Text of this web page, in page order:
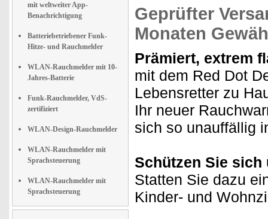
mit weltweiter App-
Benachrichtigung
Batteriebetriebener Funk-
Hitze- und Rauchmelder
WLAN-Rauchmelder mit 10-
Jahres-Batterie
Funk-Rauchmelder, VdS-
zertifiziert
WLAN-Design-Rauchmelder
WLAN-Rauchmelder mit
Sprachsteuerung
WLAN-Rauchmelder mit
Sprachsteuerung
Geprüfter
Monaten
Prämiert, extrem
mit dem Red Dot
Lebensretter zu
Ihr neuer
sich so unauffällig
Schützen Sie sich
Statten Sie dazu
Kinder- und